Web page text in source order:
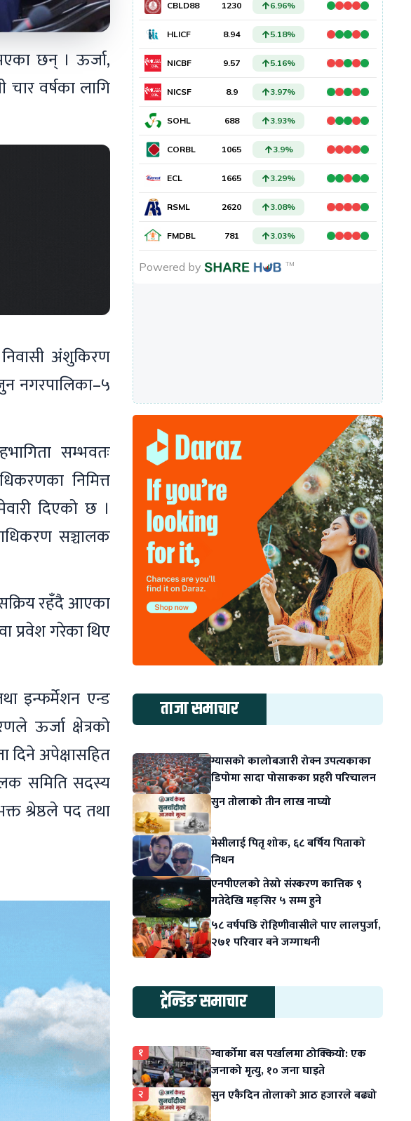
छन् । ऊर्जा,
चार वर्षका लागि
निवासी अंशुकिरण
नगरपालिका–५
सम्भवतः
निमित्त
दिएको छ ।
सञ्चालक
सक्रिय रहँदै आएका
प्रवेश गरेका थिए
इन्फर्मेशन एन्ड
ऊर्जा क्षेत्रको
दिने अपेक्षासहित
समिति सदस्य
श्रेष्ठले पद तथा
ताजा समाचार
ग्यासको कालोबजारी रोक्न उपत्यकाका
डिपोमा सादा पोसाकका प्रहरी परिचालन
सुन तोलाको तीन लाख नाघ्यो
मेसीलाई पितृ शोक, ६८ बर्षिय पिताको
निधन
एनपीएलको तेस्रो संस्करण कात्तिक ९
गतेदेखि मङ्सिर ५ सम्म हुने
५८ वर्षपछि रोहिणीवासीले पाए लालपुर्जा,
२७१ परिवार बने जग्गाधनी
ट्रेन्डिङ समाचार
१
ग्वार्कोमा बस पर्खालमा ठोक्कियो: एक
जनाको मृत्यु, १० जना घाइते
२ सुन एकैदिन तोलाको आठ हजारले बढ्यो